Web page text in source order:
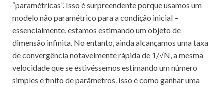
“paramétricas”. Isso é surpreendente porque usamos um
modelo não paramétrico para a condição inicial –
essencialmente, estamos estimando um objeto de
dimensão infinita. No entanto, ainda alcançamos uma taxa
de convergência notavelmente rápida de 1/√N, a mesma
velocidade que se estivéssemos estimando um número
simples e finito de parâmetros. Isso é como ganhar uma